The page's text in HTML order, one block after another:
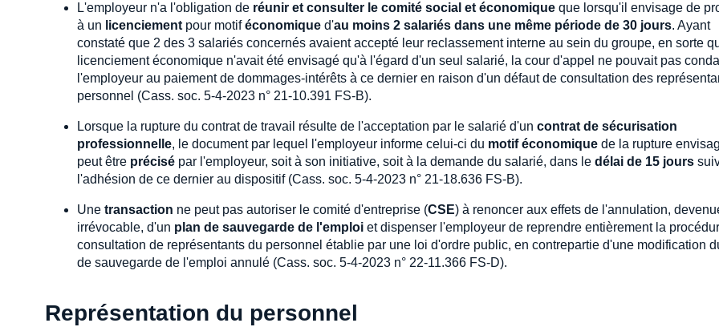
L'employeur n'a l'obligation de réunir et consulter le comité social et économique que lorsqu'il envisage de
à un licenciement pour motiféconomique d'au moins 2 salariés dans une même période de 30 jours. Ayant
constaté que 2 des 3 salariés concernés avaient accepté leur reclassement interne au sein du groupe, en sorte
licenciement économique n'avait été envisagé qu'à l'égard d'un seul salarié, la cour d'appel ne pouvait pas
l'employeur au paiement de dommages-intérêts à ce dernier en raison d'un défaut de consultation des
personnel (Cass. soc. 5-4-2023 n° 21-10.391 FS-B).
Lorsque la rupture du contrat de travail résulte de l'acceptation par le salarié d'un contrat de sécurisation
professionnelle, le document par lequel l'employeur informe celui-ci du motif économique de la rupture
peut être précisé par l'employeur, soit à son initiative, soit à la demande du salarié, dans le délai de 15 jours
l'adhésion de ce dernier au dispositif (Cass. soc. 5-4-2023 n° 21-18.636 FS-B).
Une transaction ne peut pas autoriser le comité d'entreprise (CSE) à renoncer aux effets de l'annulation,
irrévocable, d'un plan de sauvegarde de l'emploi et dispenser l'employeur de reprendre entièrement la
consultation de représentants du personnel établie par une loi d'ordre public, en contrepartie d'une modification
de sauvegarde de l'emploi annulé (Cass. soc. 5-4-2023 n° 22-11.366 FS-D).
Représentation du personnel